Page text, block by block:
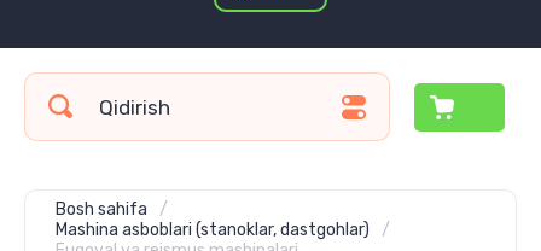
Bosh sahifa
/
Mashina asboblari (stanoklar, dastgohlar)
/